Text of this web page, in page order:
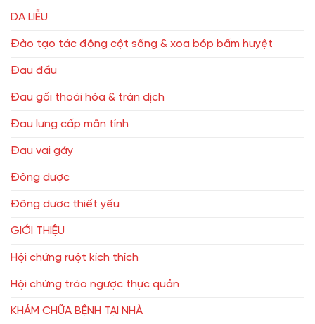
DA LIỄU
Đào tạo tác động cột sống & xoa bóp bấm huyệt
Đau đầu
Đau gối thoái hóa & tràn dịch
Đau lưng cấp mãn tính
Đau vai gáy
Đông dược
Đông dược thiết yếu
GIỚI THIỆU
Hội chứng ruột kích thích
Hội chứng trào ngược thực quản
KHÁM CHỮA BỆNH TẠI NHÀ